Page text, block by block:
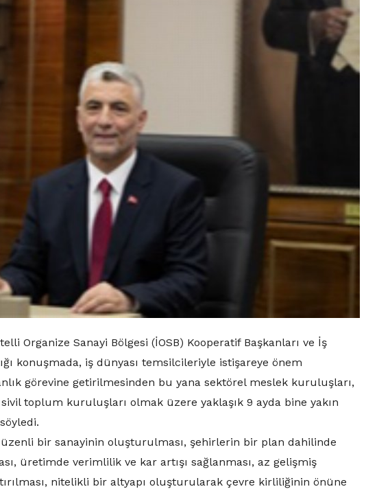
Organize Sanayi Bölgesi (İOSB) Kooperatif Başkanları ve İş
konuşmada, iş dünyası temsilcileriyle istişareye önem
görevine getirilmesinden bu yana sektörel meslek kuruluşları,
toplum kuruluşları olmak üzere yaklaşık 9 ayda bine yakın
bir sanayinin oluşturulması, şehirlerin bir plan dahilinde
üretimde verimlilik ve kar artışı sağlanması, az gelişmiş
nitelikli bir altyapı oluşturularak çevre kirliliğinin önüne